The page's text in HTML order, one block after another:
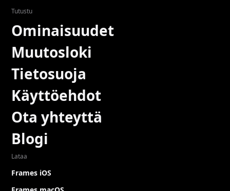
Tutustu
Ominaisuudet
Muutosloki
Tietosuoja
Käyttöehdot
Ota yhteyttä
Blogi
Lataa
Frames iOS